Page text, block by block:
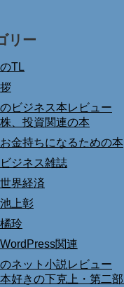
リー
TL
ビジネス本レビュー
株、投資関連の本
お金持ちになるための本
ビジネス雑誌
世界経済
池上彰
橘玲
WordPress関連
ネット小説レビュー
本好きの下克上・第二